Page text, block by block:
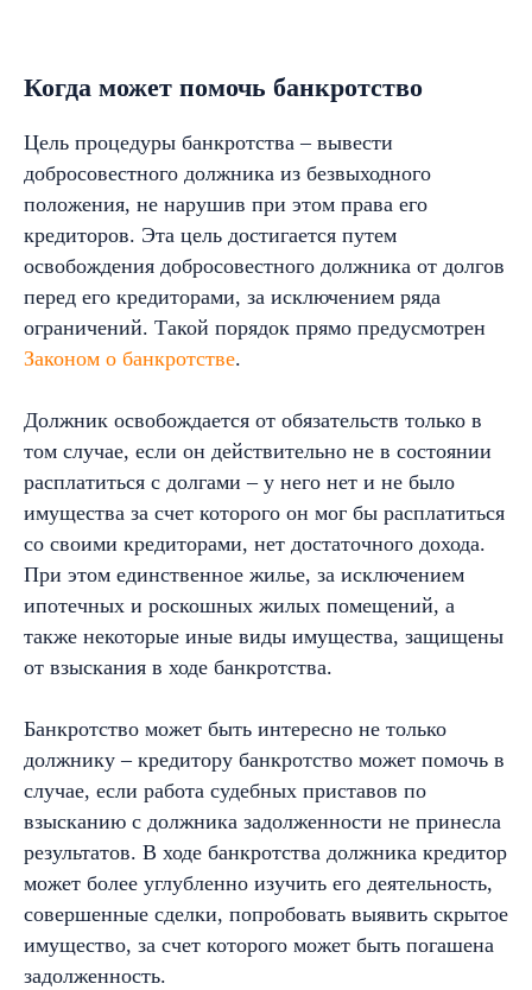
Когда может помочь банкротство
Цель процедуры банкротства – вывести
добросовестного должника из безвыходного
положения, не нарушив при этом права его
кредиторов. Эта цель достигается путем
освобождения добросовестного должника от долгов
перед его кредиторами, за исключением ряда
ограничений. Такой порядок прямо предусмотрен
Законом о банкротстве.
Должник освобождается от обязательств только в
том случае, если он действительно не в состоянии
расплатиться с долгами – у него нет и не было
имущества за счет которого он мог бы расплатиться
со своими кредиторами, нет достаточного дохода.
При этом единственное жилье, за исключением
ипотечных и роскошных жилых помещений, а
также некоторые иные виды имущества, защищены
от взыскания в ходе банкротства.
Банкротство может быть интересно не только
должнику – кредитору банкротство может помочь в
случае, если работа судебных приставов по
взысканию с должника задолженности не принесла
результатов. В ходе банкротства должника кредитор
может более углубленно изучить его деятельность,
совершенные сделки, попробовать выявить скрытое
имущество, за счет которого может быть погашена
задолженность.